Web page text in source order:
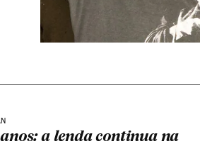
a lenda continua na